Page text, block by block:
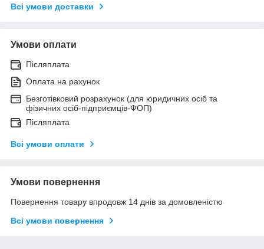
Всі умови доставки
Умови оплати
Післяплата
Оплата на рахунок
Безготівковий розрахунок (для юридичних осіб та
фізичних осіб-підприємців-ФОП)
Післяплата
Всі умови оплати
Умови повернення
Повернення товару впродовж 14 днів за домовленістю
Всі умови повернення